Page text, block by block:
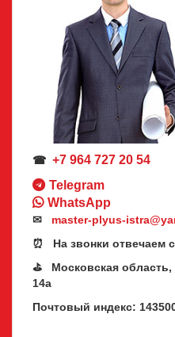
☎ +7 964 727 20 54
Telegram
WhatsApp
✉ master-plyus-
⏰ На звонки отвечаем
⛳ Московская
14а
Почтовый индекс: